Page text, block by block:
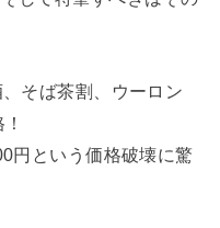
そば茶割、ウーロン
円という価格破壊に驚